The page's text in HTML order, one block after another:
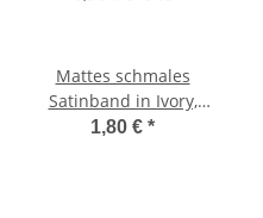
Mattes schmales
Satinband in Ivory,
0,3cm Breite
1,80 € *